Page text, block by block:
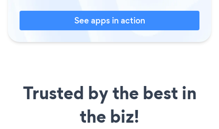
See apps in action
Trusted by the best in
the biz!